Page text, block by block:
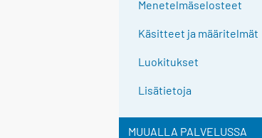
Menetelmäselosteet
Käsitteet ja määritelmät
Luokitukset
Lisätietoja
MUUALLA PALVELUSSA